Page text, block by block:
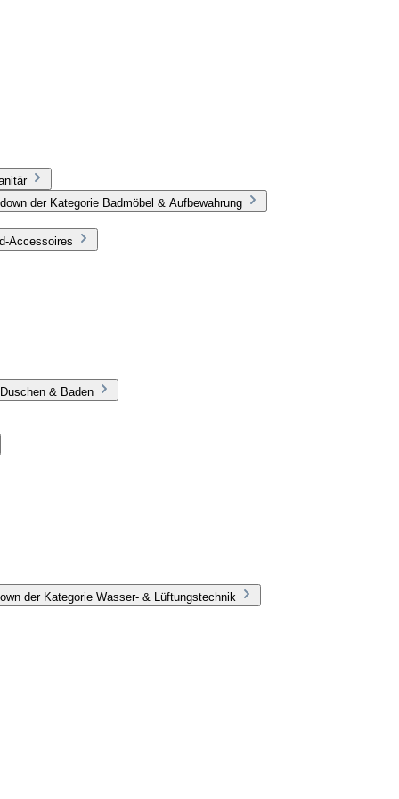
der Kategorie Badmöbel & Aufbewahrung
Accessoires
& Baden
der Kategorie Wasser- & Lüftungstechnik